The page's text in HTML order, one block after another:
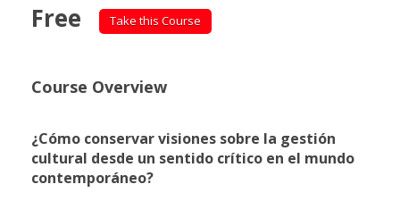
Free Take this Course
Course Overview
¿Cómo conservar visiones sobre la gestión
cultural desde un sentido crítico en el mundo
contemporáneo?